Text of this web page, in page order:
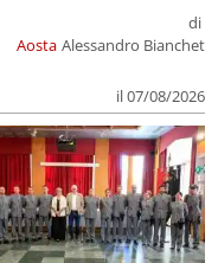
Aosta
di
Alessandro Bianchet
il 07/08/2026